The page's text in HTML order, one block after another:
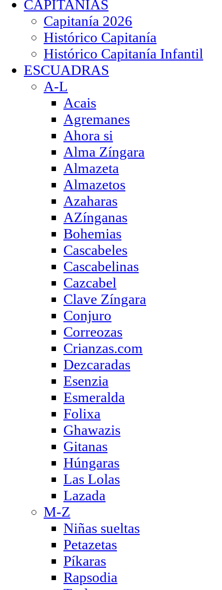
CAPITANÍAS
Capitanía 2026
Histórico Capitanía
Histórico Capitanía Infantil
ESCUADRAS
A-L
Acais
Agremanes
Ahora si
Alma Zíngara
Almazeta
Almazetos
Azaharas
AZínganas
Bohemias
Cascabeles
Cascabelinas
Cazcabel
Clave Zíngara
Conjuro
Correozas
Crianzas.com
Dezcaradas
Esenzia
Esmeralda
Folixa
Ghawazis
Gitanas
Húngaras
Las Lolas
Lazada
M-Z
Niñas sueltas
Petazetas
Píkaras
Rapsodia